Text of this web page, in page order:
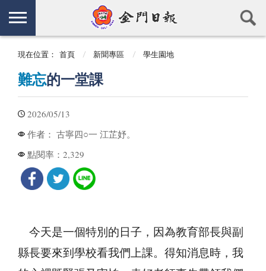
現在位置： 首頁 新聞專區 學生園地
難忘的一堂課
2026/05/13
作者： 古寧四○一 江芷妤。
點閱率： 2,329
今天是一個特別的日子，因為教育部長與副
縣長要來到學校看我們上課。得知消息時，我